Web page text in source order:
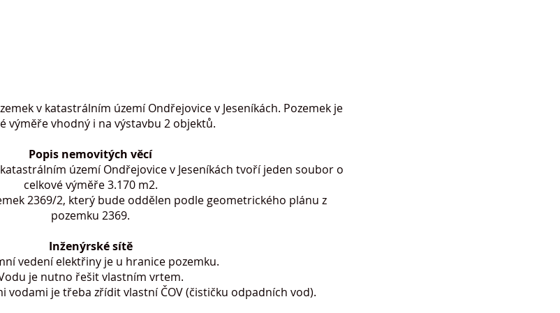
v katastrálním území Ondřejovice v Jeseníkách. Pozemek je
výměře vhodný i na výstavbu 2 objektů.
Popis nemovitých věcí
území Ondřejovice v Jeseníkách tvoří jeden soubor o
celkové výměře 3.170 m2.
2369/2, který bude oddělen podle geometrického plánu z
pozemku 2369.
Inženýrské sítě
vedení elektřiny je u hranice pozemku.
je nutno řešit vlastním vrtem.
vodami je třeba zřídit vlastní ČOV (čističku odpadních vod).